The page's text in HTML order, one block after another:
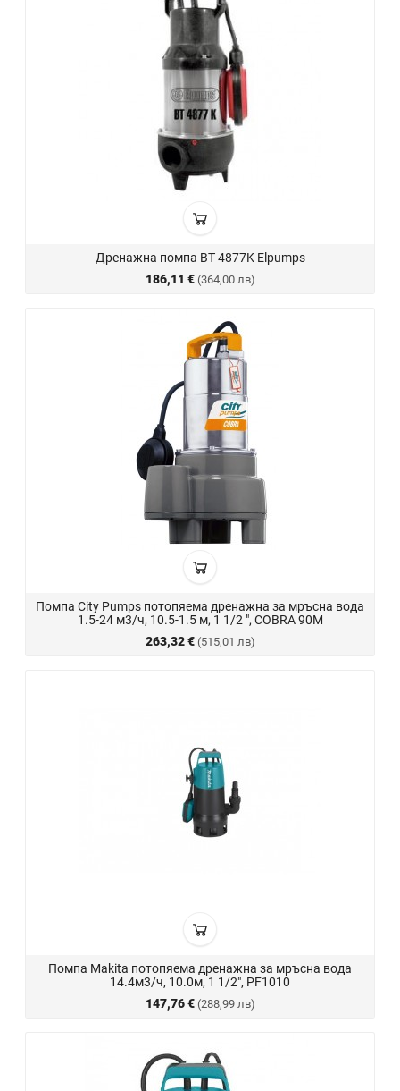
Дренажна помпа BT 4877K Elpumps
186,11 € (364,00 лв)
Помпа City Pumps потопяема дренажна за мръсна вода
1.5-24 м3/ч, 10.5-1.5 м, 1 1/2 ", COBRA 90M
263,32 € (515,01 лв)
Помпа Makita потопяема дренажна за мръсна вода
14.4м3/ч, 10.0м, 1 1/2", PF1010
147,76 € (288,99 лв)